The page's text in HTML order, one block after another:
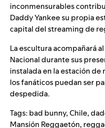
inconmensurables
Daddy Yankee su propia
capital del streaming de
La escultura acompañará
Nacional durante sus
instalada en la estación
los fanáticos puedan ser
despedida.
Tags: bad bunny,Chile,
Mansión Reggaetón,